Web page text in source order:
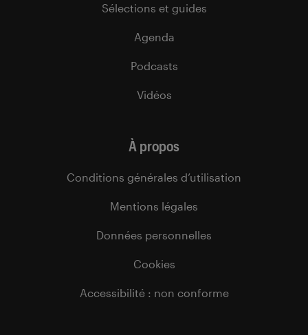
Sélections et guides
Agenda
Podcasts
Vidéos
À propos
Conditions générales d’utilisation
Mentions légales
Données personnelles
Cookies
Accessibilité : non conforme